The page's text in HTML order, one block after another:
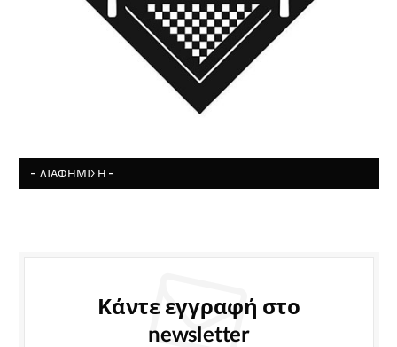
- ΔΙΑΦΉΜΙΣΗ -
Κάντε εγγραφή στο
newsletter